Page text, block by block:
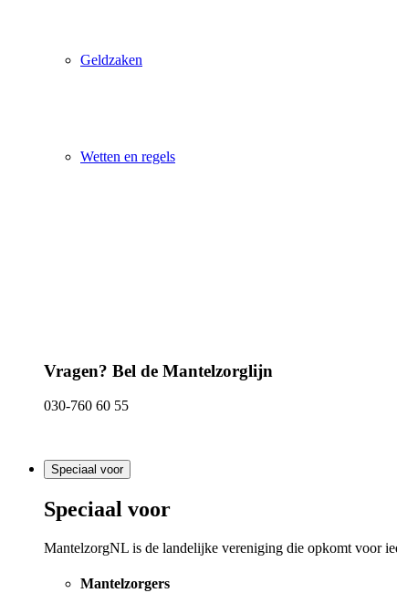
Geldzaken
Wetten en regels
Vragen? Bel de Mantelzorglijn
030-760 60 55
Speciaal voor
Speciaal voor
MantelzorgNL is de landelijke vereniging die opkomt voor
Mantelzorgers